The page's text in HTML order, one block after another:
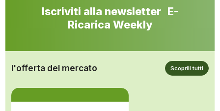
Iscriviti alla newsletter E-
Ricarica Weekly
l'offerta del mercato Scoprili tutti